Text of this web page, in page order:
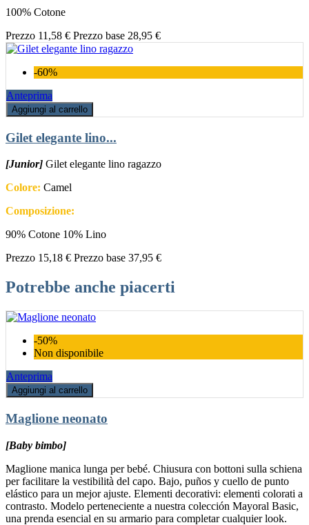
100% Cotone
Prezzo 11,58 € Prezzo base 28,95 €
-60%
Anteprima
Aggiungi al carrello
Gilet elegante lino...
[Junior] Gilet elegante lino ragazzo
Colore: Camel
Composizione:
90% Cotone 10% Lino
Prezzo 15,18 € Prezzo base 37,95 €
Potrebbe anche piacerti
-50%
Non disponibile
Anteprima
Aggiungi al carrello
Maglione neonato
[Baby bimbo]
Maglione manica lunga per bebé. Chiusura con bottoni sulla schiena
per facilitare la vestibilità del capo. Bajo, puños y cuello de punto
elástico para un mejor ajuste. Elementi decorativi: elementi colorati a
contrasto. Modelo perteneciente a nuestra colección Mayoral Basic,
una prenda esencial en su armario para completar cualquier look.